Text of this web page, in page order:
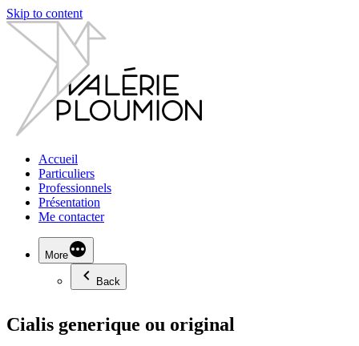
Skip to content
Accueil
Particuliers
Professionnels
Présentation
Me contacter
More
Back
Cialis generique ou original